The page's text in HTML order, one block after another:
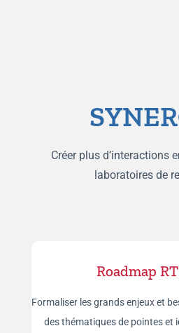
Créer plus d’interactions
laboratoires de
Roadmap
Formaliser les grands enjeux et
des thématiques de pointes et